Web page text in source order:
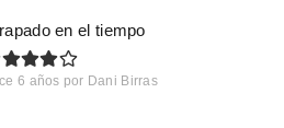
en el tiempo
6 años por Dani Birras